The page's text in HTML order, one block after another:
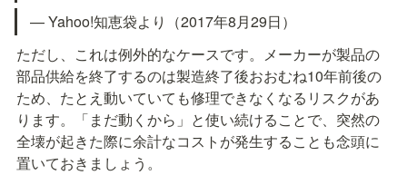
— Yahoo!知恵袋より（2017年8月29日）
ただし、これは例外的なケースです。メーカーが製品の
部品供給を終了するのは製造終了後おおむね10年前後の
ため、たとえ動いていても修理できなくなるリスクがあ
ります。「まだ動くから」と使い続けることで、突然の
全壊が起きた際に余計なコストが発生することも念頭に
置いておきましょう。